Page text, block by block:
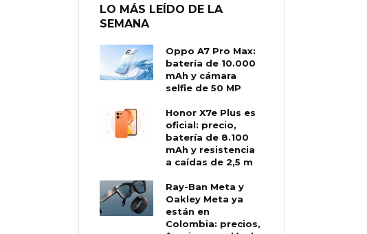
LO MÁS LEÍDO DE LA
SEMANA
Oppo A7 Pro Max:
batería de 10.000
mAh y cámara
selfie de 50 MP
Honor X7e Plus es
oficial: precio,
batería de 8.100
mAh y resistencia
a caídas de 2,5 m
Ray-Ban Meta y
Oakley Meta ya
están en
Colombia: precios,